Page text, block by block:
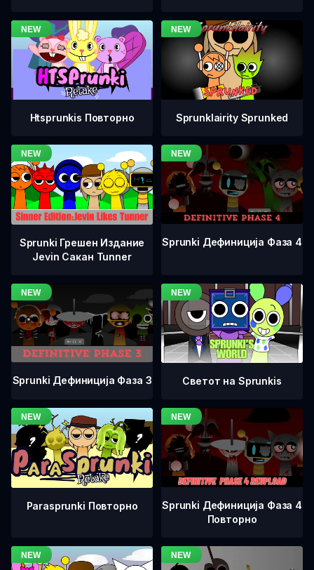
Htsprunkis Повторно Sprunklairity Sprunked
Sprunki Грешен Издание
Jevin Сакан Tunner
Sprunki Дефиниција Фаза 4
Sprunki Дефиниција Фаза 3 Светот на Sprunkis
Parasprunki Повторно
Sprunki Дефиниција Фаза 4
Повторно